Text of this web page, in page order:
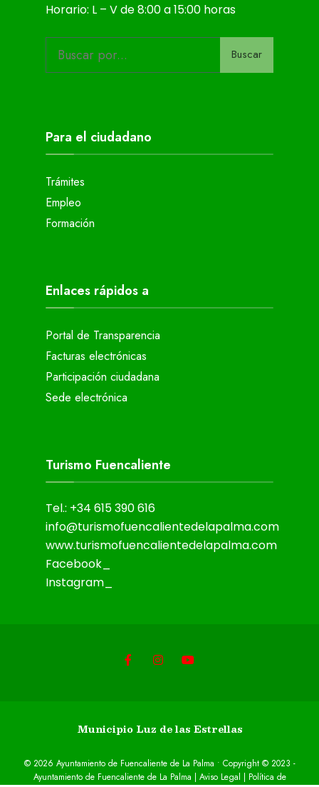
Horario: L – V de 8:00 a 15:00 horas
Buscar
Para el ciudadano
Trámites
Empleo
Formación
Enlaces rápidos a
Portal de Transparencia
Facturas electrónicas
Participación ciudadana
Sede electrónica
Turismo Fuencaliente
Tel.: +34 615 390 616
info@turismofuencalientedelapalma.com
www.turismofuencalientedelapalma.com
Facebook_
Instagram_
Municipio Luz de las Estrellas
© 2026 Ayuntamiento de Fuencaliente de La Palma • Copyright © 2023 -
Ayuntamiento de Fuencaliente de La Palma | Aviso Legal | Política de